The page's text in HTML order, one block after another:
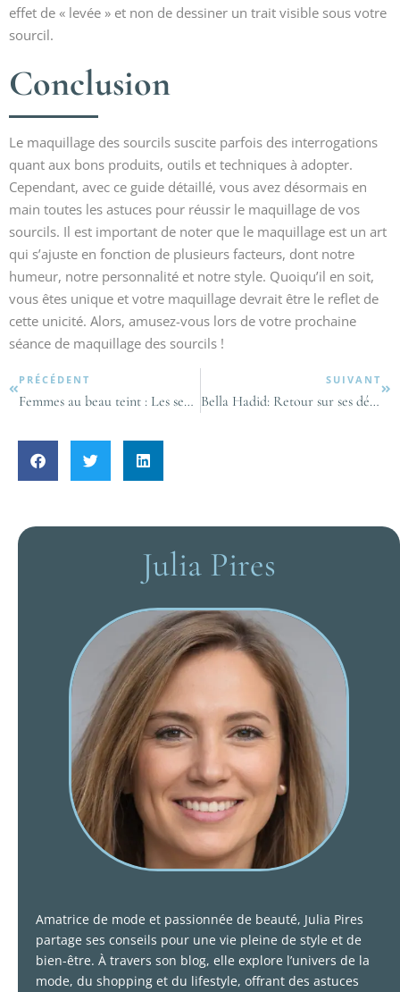
effet de « levée » et non de dessiner un trait visible sous votre
sourcil.
Conclusion
Le maquillage des sourcils suscite parfois des interrogations
quant aux bons produits, outils et techniques à adopter.
Cependant, avec ce guide détaillé, vous avez désormais en
main toutes les astuces pour réussir le maquillage de vos
sourcils. Il est important de noter que le maquillage est un art
qui s’ajuste en fonction de plusieurs facteurs, dont notre
humeur, notre personnalité et notre style. Quoiqu’il en soit,
vous êtes unique et votre maquillage devrait être le reflet de
cette unicité. Alors, amusez-vous lors de votre prochaine
séance de maquillage des sourcils !
PRÉCÉDENT
Femmes au beau teint : Les secrets pour réduire les pores dilatés
SUIVANT
Bella Hadid: Retour sur ses débuts avant sa montée spectaculaire en tant que top-model
Julia Pires
Amatrice de mode et passionnée de beauté, Julia Pires
partage ses conseils pour une vie pleine de style et de
bien-être. À travers son blog, elle explore l’univers de la
mode, du shopping et du lifestyle, offrant des astuces